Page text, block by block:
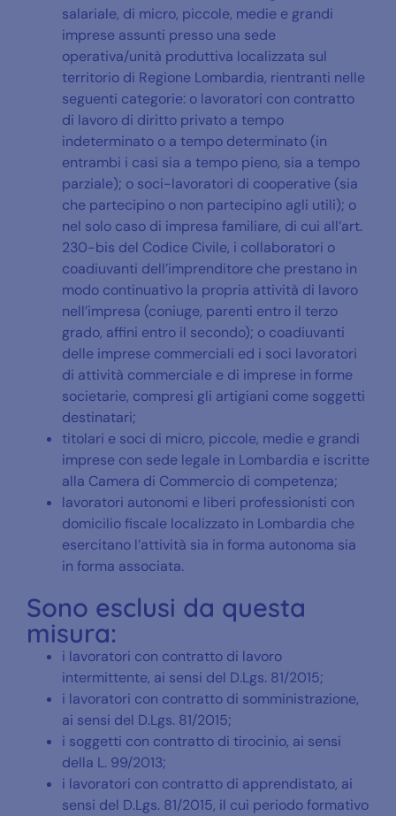
salariale, di micro, piccole, medie e grandi
imprese assunti presso una sede
operativa/unità produttiva localizzata sul
territorio di Regione Lombardia, rientranti nelle
seguenti categorie: o lavoratori con contratto
di lavoro di diritto privato a tempo
indeterminato o a tempo determinato (in
entrambi i casi sia a tempo pieno, sia a tempo
parziale); o soci-lavoratori di cooperative (sia
che partecipino o non partecipino agli utili); o
nel solo caso di impresa familiare, di cui all’art.
230-bis del Codice Civile, i collaboratori o
coadiuvanti dell’imprenditore che prestano in
modo continuativo la propria attività di lavoro
nell’impresa (coniuge, parenti entro il terzo
grado, affini entro il secondo); o coadiuvanti
delle imprese commerciali ed i soci lavoratori
di attività commerciale e di imprese in forme
societarie, compresi gli artigiani come soggetti
destinatari;
titolari e soci di micro, piccole, medie e grandi
imprese con sede legale in Lombardia e iscritte
alla Camera di Commercio di competenza;
lavoratori autonomi e liberi professionisti con
domicilio fiscale localizzato in Lombardia che
esercitano l’attività sia in forma autonoma sia
in forma associata.
Sono esclusi da questa
misura:
i lavoratori con contratto di lavoro
intermittente, ai sensi del D.Lgs. 81/2015;
i lavoratori con contratto di somministrazione,
ai sensi del D.Lgs. 81/2015;
i soggetti con contratto di tirocinio, ai sensi
della L. 99/2013;
i lavoratori con contratto di apprendistato, ai
sensi del D.Lgs. 81/2015, il cui periodo formativo